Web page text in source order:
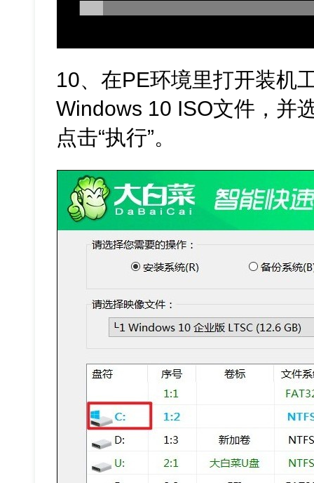
10、在PE环境里打开装机
Windows 10 ISO文件，并
点击“执行”。